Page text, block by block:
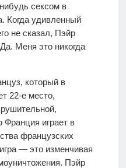
сексом в
Когда удивленный
не сказал, Пэйр
Меня это никогда
который в
22-е место,
Франция играет в
французских
— это изменчивая
Пэйр